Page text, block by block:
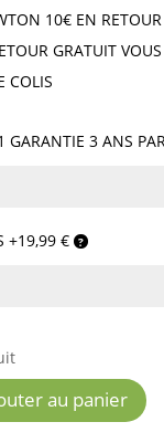
10€ EN
GRATUIT
COLIS
GARANTIE 3 ANS
+19,99 €
au panier